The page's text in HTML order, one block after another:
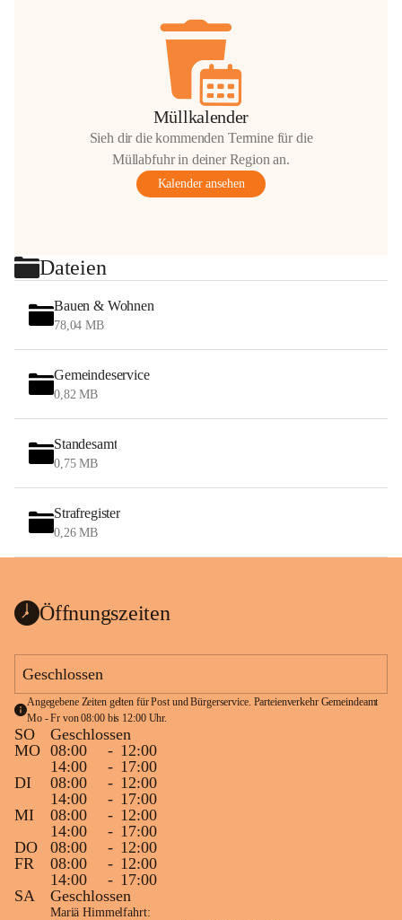
Müllkalender
Sieh dir die kommenden Termine für die
Müllabfuhr in deiner Region an.
Kalender ansehen
Dateien
Bauen & Wohnen
78,04 MB
Gemeindeservice
0,82 MB
Standesamt
0,75 MB
Strafregister
0,26 MB
Öffnungszeiten
Geschlossen
Angegebene Zeiten gelten für Post und Bürgerservice. Parteienverkehr Gemeindeamt
Mo - Fr von 08:00 bis 12:00 Uhr.
SO
Geschlossen
MO 08:00 - 12:00
14:00
- 17:00
DI
08:00 - 12:00
14:00
- 17:00
MI
08:00 - 12:00
14:00
- 17:00
DO
08:00 - 12:00
FR
08:00 - 12:00
14:00
- 17:00
SA
Geschlossen
Mariä Himmelfahrt: